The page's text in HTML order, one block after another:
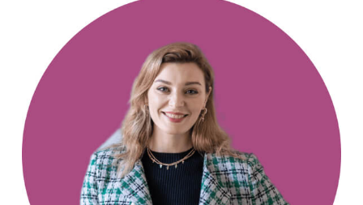
«Обрети свой голос»
Из него вы узнаете:
— почему люди начинают
сдерживать себя в речи
— откуда появляется страх звучать
— как голос связан с
самоощущением
— почему даже сильные люди могут
теряться в коммуникации
— и что помогает постепенно
вернуть спокойствие, уверенность и
внутреннюю опору